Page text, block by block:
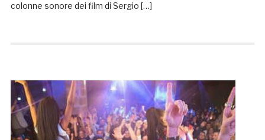
colonne sonore dei film di Sergio […]